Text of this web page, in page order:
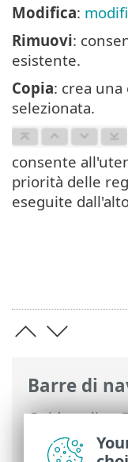
Barre di
Guida online
Premium
>
Protezioni>
Modifica:
Rimuovi:
esistente.
Copia: crea una
selezionata.
consente
priorità delle
eseguite